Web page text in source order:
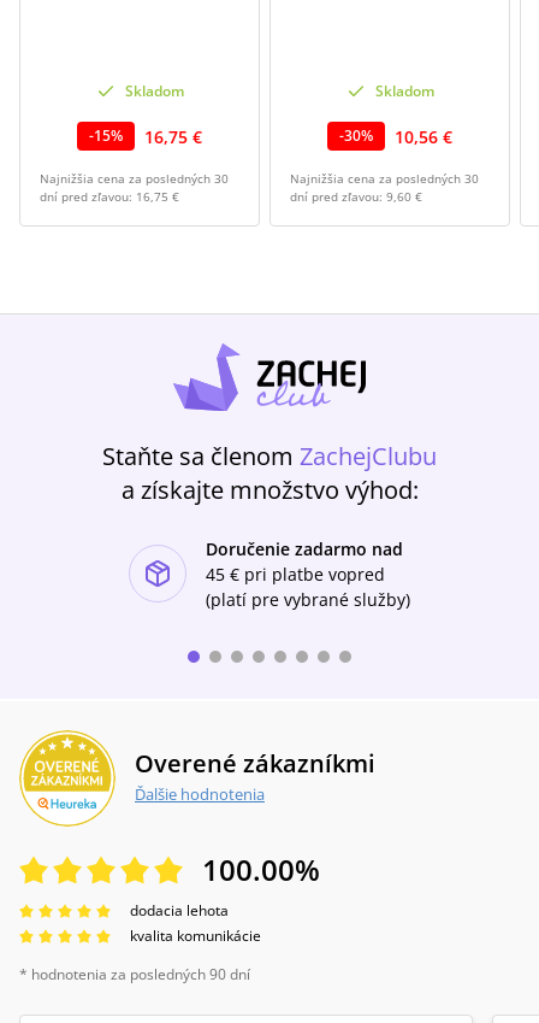
Skladom
-15% 16,75 €
Najnižšia cena za posledných 30
dní pred zľavou: 16,75 €
Skladom
-30% 10,56 €
Najnižšia cena za posledných 30
dní pred zľavou: 9,60 €
Staňte sa členom ZachejClubu
a získajte množstvo výhod:
Doručenie zadarmo nad
45 € pri platbe vopred
(platí pre vybrané služby)
Overené zákazníkmi
Ďalšie hodnotenia
100.00%
dodacia lehota
kvalita komunikácie
* hodnotenia za posledných 90 dní